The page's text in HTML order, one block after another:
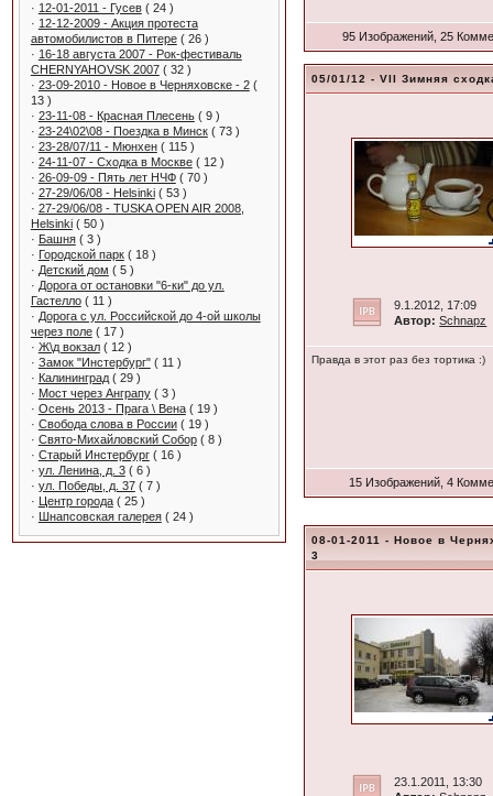
· 12-01-2011 - Гусев( 24 )
· 12-12-2009 - Акция протеста
автомобилистов в Питере( 26 )
· 16-18 августа 2007 - Рок-фестиваль
CHERNYAHOVSK 2007( 32 )
· 23-09-2010 - Новое в Черняховске - 2(
13 )
· 23-11-08 - Красная Плесень( 9 )
· 23-24\02\08 - Поездка в Минск( 73 )
· 23-28/07/11 - Мюнхен( 115 )
· 24-11-07 - Сходка в Москве( 12 )
· 26-09-09 - Пять лет НЧФ( 70 )
· 27-29/06/08 - Helsinki( 53 )
· 27-29/06/08 - TUSKA OPEN AIR 2008,
Helsinki( 50 )
· Башня( 3 )
· Городской парк( 18 )
· Детский дом ( 5 )
· Дорога от остановки "6-ки" до ул.
Гастелло( 11 )
· Дорога с ул. Российской до 4-ой школы
через поле( 17 )
· Ж\д вокзал( 12 )
· Замок "Инстербург"( 11 )
· Калининград( 29 )
· Мост через Анграпу( 3 )
· Осень 2013 - Прага \ Вена( 19 )
· Свобода слова в России( 19 )
· Свято-Михайловский Собор( 8 )
· Старый Инстербург( 16 )
· ул. Ленина, д. 3( 6 )
· ул. Победы, д. 37( 7 )
· Центр города( 25 )
· Шнапсовская галерея( 24 )
95 Изображений, 25
05/01/12 - VII Зимняя
9.1.2012, 17:09
Автор: Schnapz
Правда в этот раз без тортика :)
15 Изображений, 4
08-01-2011 - Новое в
3
23.1.2011, 13:30